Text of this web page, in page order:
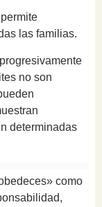
las familias.
no son
determinadas
como